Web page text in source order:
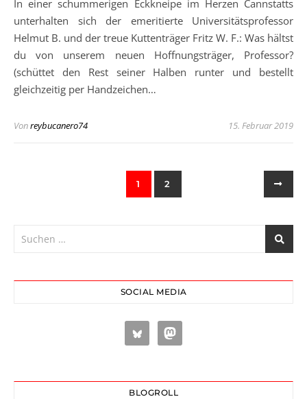
In einer schummerigen Eckkneipe im Herzen Cannstatts
unterhalten sich der emeritierte Universitätsprofessor
Helmut B. und der treue Kuttenträger Fritz W. F.: Was hältst
du von unserem neuen Hoffnungsträger, Professor?
(schüttet den Rest seiner Halben runter und bestellt
gleichzeitig per Handzeichen…
Vonreybucanero74 15. Februar 2019
1 2
SOCIAL MEDIA
BLOGROLL